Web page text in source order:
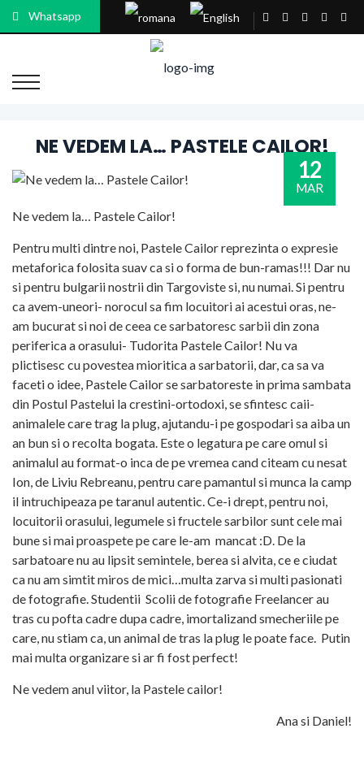
Whatsapp
NE VEDEM LA… PASTELE CAILOR!
12
MAR
Ne vedem la… Pastele Cailor!
Pentru multi dintre noi, Pastele Cailor reprezinta o expresie
metaforica folosita suav ca si o forma de bun-ramas!!! Dar nu
si pentru bulgarii nostrii din Targoviste si, nu numai. Si pentru
ca avem-uneori- norocul sa fim locuitori ai acestui oras, ne-
am bucurat si noi de ceea ce sarbatoresc sarbii din zona
periferica a orasului- Tudorita Pastele Cailor! Nu va
plictisesc cu povestea mioritica a sarbatorii, dar, ca sa va
faceti o idee, Pastele Cailor se sarbatoreste in prima sambata
din Postul Pastelui la crestini-ortodoxi, se sfintesc caii-
animalele care trag la plug, ajutandu-i pe gospodari sa aiba un
an bun si o recolta bogata. Este o legatura pe care omul si
animalul au format-o inca de pe vremea cand citeam cu nesat
Ion, de Liviu Rebreanu, pentru care pamantul si munca la camp
il intruchipeaza pe taranul autentic. Ce-i drept, pentru noi,
locuitorii orasului, legumele si fructele sarbilor sunt cele mai
bune si mai proaspete pe care le-am mancat :D. De la
sarbatoare nu au lipsit semintele, berea si alvita, ce e ciudat
ca nu am simtit miros de mici…multa zarva si multi pasionati
de fotografie. Studentii Scolii de fotografie Freelancer au
tras cu pofta cadre dupa cadre, imortalizand smecheriile pe
care, nu stiam ca, un animal de tras la plug le poate face. Putin
mai multa organizare si ar fi fost perfect!
Ne vedem anul viitor, la Pastele cailor!
Ana si Daniel!